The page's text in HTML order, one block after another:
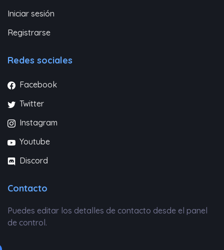
Iniciar sesión
Registrarse
Redes sociales
Facebook
Twitter
Instagram
Youtube
Discord
Contacto
Puedes editar los detalles de contacto desde el panel
de control.